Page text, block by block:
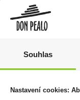
Rudolf Braun
Souhlas
Nastavení cookies: